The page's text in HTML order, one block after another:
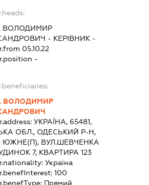
ВОЛОДИМИР
- КЕРІВНИК -
05.10.22
-
ВОЛОДИМИР
УКРАЇНА, 65481,
ОБЛ., ОДЕСЬКИЙ Р-Н,
ЮЖНЕ(П), ВУЛ.ШЕВЧЕНКА
7, КВАРТИРА 123
Україна
100
Прямий